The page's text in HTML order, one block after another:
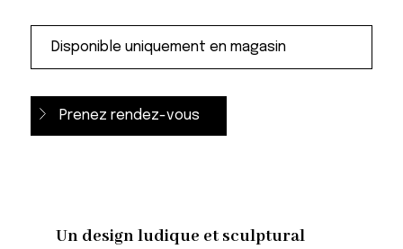
Prenez rendez-vous
Un design ludique et sculptural